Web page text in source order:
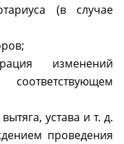
(в случае
изменений
устава и т. д.
проведения